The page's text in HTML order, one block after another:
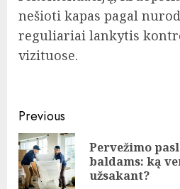
nešioti kapas pagal
reguliariai lankytis
vizituose.
Continue
Reading
Previous
Pervežimo
baldams: ką
užsakant?